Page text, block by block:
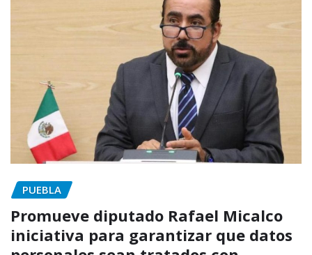
PUEBLA
Promueve diputado Rafael Micalco
iniciativa para garantizar que datos